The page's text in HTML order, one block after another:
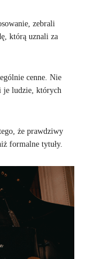
zebrali
którą uznali za
cenne. Nie
je ludzie, których
że prawdziwy
formalne tytuły.